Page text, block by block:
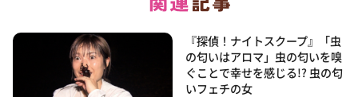
『探偵！ナイトスクープ』「虫
の匂いはアロマ」虫の匂いを嗅
ぐことで幸せを感じる!? 虫の匂
いフェチの女